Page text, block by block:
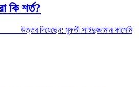
কি শর্ত?
উত্তর দিয়েছেন: মুফতী সাইদুজ্জামান কাসেমি